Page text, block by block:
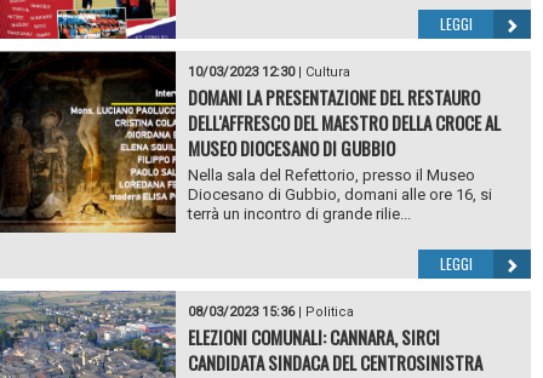
LEGGI
10/03/2023 12:30| Cultura
DOMANI LA PRESENTAZIONE DEL RESTAURO
DELL'AFFRESCO DEL MAESTRO DELLA CROCE AL
MUSEO DIOCESANO DI GUBBIO
Nella sala del Refettorio, presso il Museo
Diocesano di Gubbio, domani alle ore 16, si
terrà un incontro di grande rilie...
LEGGI
08/03/2023 15:36| Politica
ELEZIONI COMUNALI: CANNARA, SIRCI
CANDIDATA SINDACA DEL CENTROSINISTRA